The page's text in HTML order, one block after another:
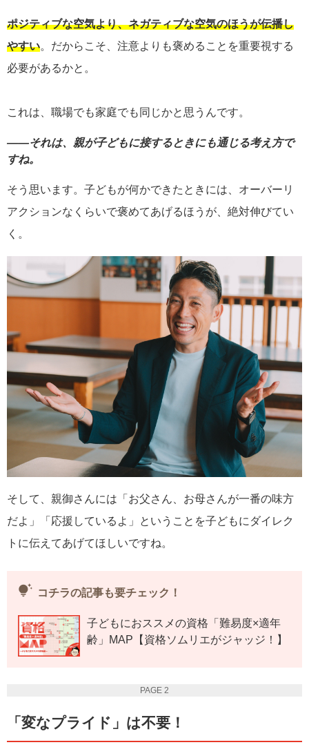
ポジティブな空気より、ネガティブな空気のほうが伝播し
やすい。だからこそ、注意よりも褒めることを重要視する
必要があるかと。
これは、職場でも家庭でも同じかと思うんです。
――それは、親が子どもに接するときにも通じる考え方で
すね。
そう思います。子どもが何かできたときには、オーバーリ
アクションなくらいで褒めてあげるほうが、絶対伸びてい
く。
そして、親御さんには「お父さん、お母さんが一番の味方
だよ」「応援しているよ」ということを子どもにダイレク
トに伝えてあげてほしいですね。
tips_and_updates コチラの記事も要チェック！
子どもにおススメの資格「難易度×適年
齢」MAP【資格ソムリエがジャッジ！】
PAGE 2
「変なプライド」は不要！